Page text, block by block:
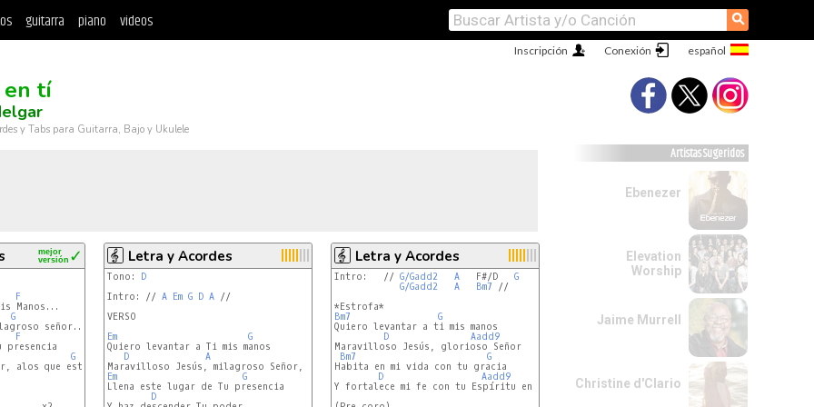
guitarra piano videos ⚲
Conexión
Inscripción
en tí
y Tabs para Guitarra, Bajo y Ukulele
✓
mejor
versión
F
Manos...
G
señor...
F
G
alos que estamos aqui
Letra y Acordes
Tono: D
Intro: // A Em G D A //
VERSO
Em
G
Quiero levantar a Ti mis manos
D
A
Em
G
Llena este lugar de Tu presencia
D
Letra y Acordes
Intro:   // G/Gadd2 A
   F#/D
G
G/Gadd2
A Bm7 //
Bm7
G
Quiero levantar a ti mis manos
D
Aadd9
Maravilloso Jesús, glorioso Señor
Bm7
G
Habita en mi vida con tu gracia
D
Aadd9
Y fortalece mi fe con tu Espíritu en mi
Artistas Sugeridos
Ebenezer
Elevation
Worship
Jaime Murrell
Christine d'Clario